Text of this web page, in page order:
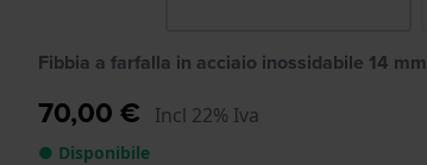
Fibbia a farfalla in acciaio inossidabile 14 mm
70,00 € Incl 22% Iva
● Disponibile